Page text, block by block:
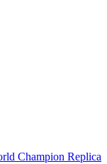
Champion Replica